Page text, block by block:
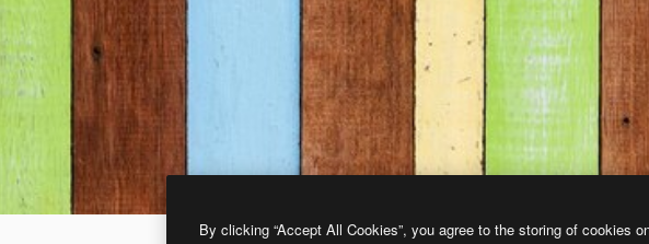
By clicking “Accept All Cookies”, you agree to the storing of cookies